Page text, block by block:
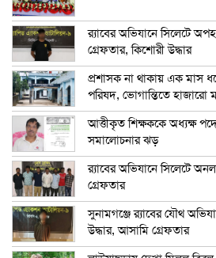
র‍্যাবের অভিযানে সিলেটে
গ্রেফতার, কিশোরী উদ্ধার
প্রশাসক না থাকায় এক মাস
পরিষদ, ভোগান্তিতে হাজারো
আত্তীকৃত শিক্ষককে অধ্যক্ষ
সমালোচনার ঝড়
র‍্যাবের অভিযানে সিলেটে
গ্রেফতার
সুনামগঞ্জে র‍্যাবের যৌথ
উদ্ধার, আসামি গ্রেফতার